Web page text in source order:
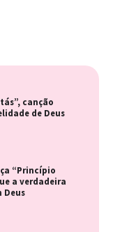
canção
de Deus
“Princípio
a verdadeira
Deus